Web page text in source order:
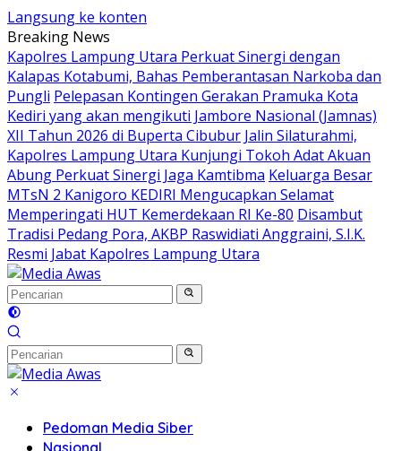
Langsung ke konten
Breaking News
Kapolres Lampung Utara Perkuat Sinergi dengan
Kalapas Kotabumi, Bahas Pemberantasan Narkoba dan
Pungli Pelepasan Kontingen Gerakan Pramuka Kota
Kediri yang akan mengikuti Jambore Nasional (Jamnas)
XII Tahun 2026 di Buperta Cibubur Jalin Silaturahmi,
Kapolres Lampung Utara Kunjungi Tokoh Adat Akuan
Abung Perkuat Sinergi Jaga Kamtibma Keluarga Besar
MTsN 2 Kanigoro KEDIRI Mengucapkan Selamat
Memperingati HUT Kemerdekaan RI Ke-80 Disambut
Tradisi Pedang Pora, AKBP Raswidiati Anggraini, S.I.K.
Resmi Jabat Kapolres Lampung Utara
Pedoman Media Siber
Nasional